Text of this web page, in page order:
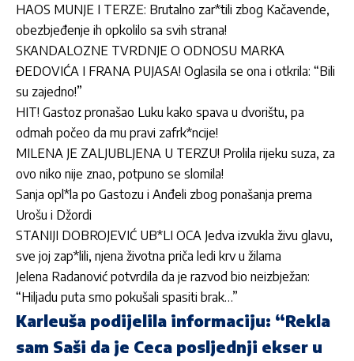
HAOS MUNJE I TERZE: Brutalno zar*tili zbog Kačavende,
obezbjeđenje ih opkolilo sa svih strana!
SKANDALOZNE TVRDNJE O ODNOSU MARKA
ĐEDOVIĆA I FRANA PUJASA! Oglasila se ona i otkrila: “Bili
su zajedno!”
HIT! Gastoz pronašao Luku kako spava u dvorištu, pa
odmah počeo da mu pravi zafrk*ncije!
MILENA JE ZALJUBLJENA U TERZU! Prolila rijeku suza, za
ovo niko nije znao, potpuno se slomila!
Sanja opl*la po Gastozu i Anđeli zbog ponašanja prema
Urošu i Džordi
STANIJI DOBROJEVIĆ UB*LI OCA Jedva izvukla živu glavu,
sve joj zap*lili, njena životna priča ledi krv u žilama
Jelena Radanović potvrdila da je razvod bio neizbježan:
“Hiljadu puta smo pokušali spasiti brak…”
Karleuša podijelila informaciju: “Rekla
sam Saši da je Ceca posljednji ekser u